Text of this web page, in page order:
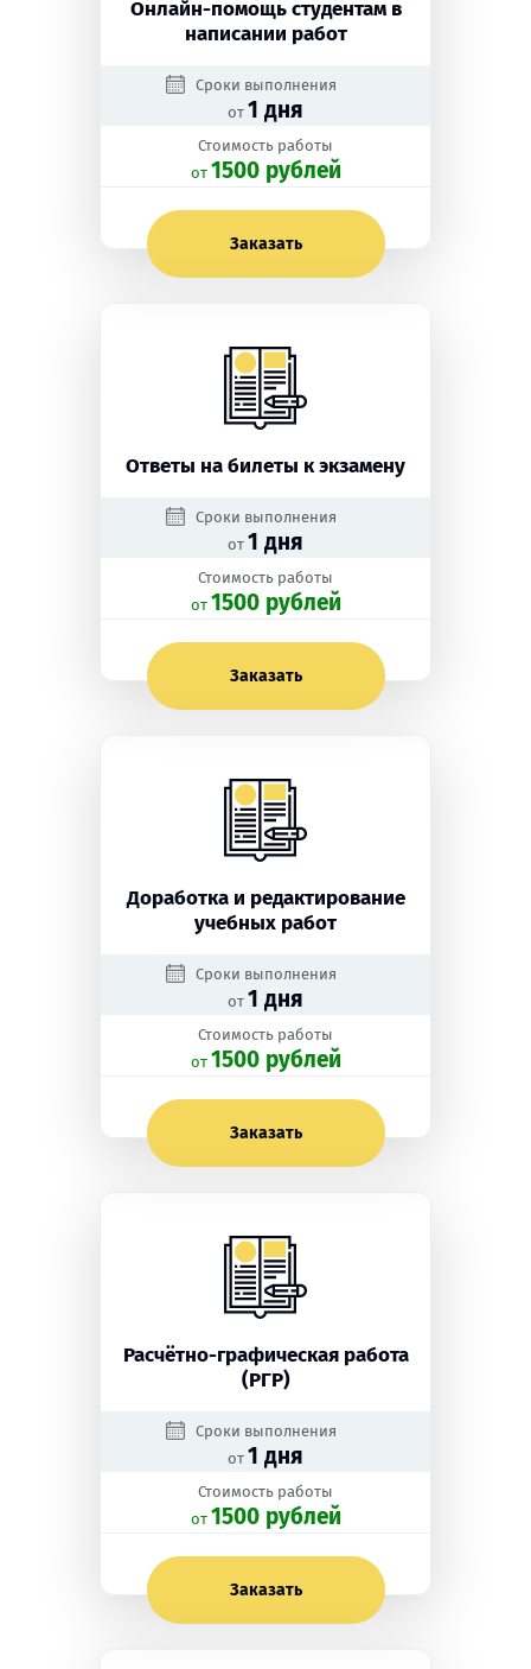
Онлайн-помощь студентам в
написании работ
Сроки выполнения
от 1 дня
Стоимость работы
oт 1500 рублей
Заказать
Ответы на билеты к экзамену
Сроки выполнения
от 1 дня
Стоимость работы
oт 1500 рублей
Заказать
Доработка и редактирование
учебных работ
Сроки выполнения
от 1 дня
Стоимость работы
oт 1500 рублей
Заказать
Расчётно-графическая работа
(РГР)
Сроки выполнения
от 1 дня
Стоимость работы
oт 1500 рублей
Заказать